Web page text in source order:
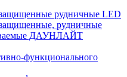
рудничные LED
рудничные
ДАУНЛАЙТ
функционального